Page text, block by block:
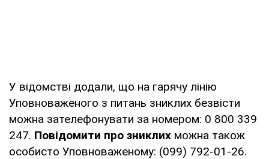
У відомстві додали, що на гарячу лінію
Уповноваженого з питань зниклих безвісти
можна зателефонувати за номером: 0 800 339
247. Повідомити про зниклих можна також
особисто Уповноваженому: (099) 792-01-26.